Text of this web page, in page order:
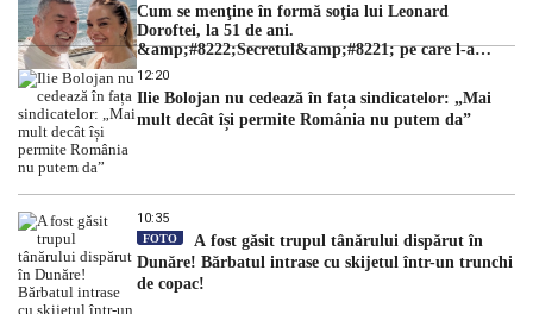
Cum se menţine în formă soţia lui Leonard
Doroftei, la 51 de ani.
&amp;#8222;Secretul&amp;#8221; pe care l-a
dezvăluit
12:20
Ilie Bolojan nu cedează în fața sindicatelor: „Mai
mult decât își permite România nu putem da”
10:35
FOTO
A fost găsit trupul tânărului dispărut în
Dunăre! Bărbatul intrase cu skijetul într-un trunchi
de copac!